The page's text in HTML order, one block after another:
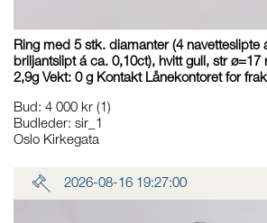
Ring med 5 stk. diamanter (4 navetteslipte
briljantslipt á ca. 0,10ct), hvitt gull, str
2,9g Vekt: 0 g Kontakt Lånekontoret for
Bud: 4 000 kr (1)
Budleder: sir_1
Oslo Kirkegata
2026-08-16 19:27:00